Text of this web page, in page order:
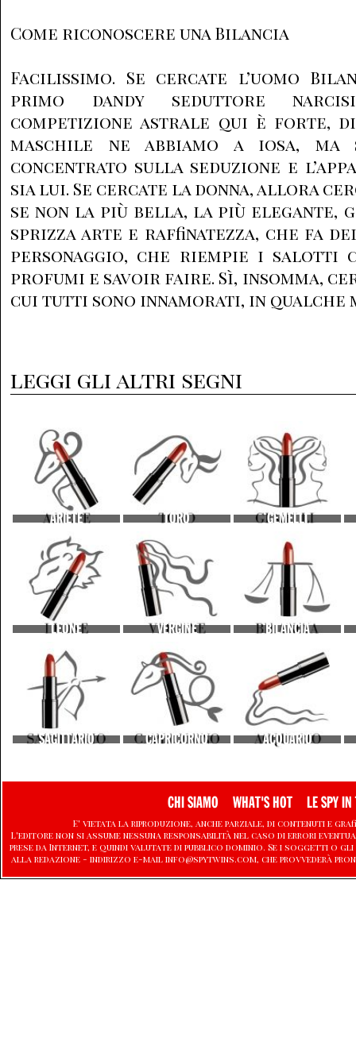
Come riconoscere una Bilancia
Facilissimo. Se cercate l’uomo
primo dandy seduttore
competizione astrale qui è forte,
maschile ne abbiamo a iosa,
concentrato sulla seduzione e
sia lui. Se cercate la donna, allora
se non la più bella, la più elegante,
sprizza arte e raffinatezza, che fa
personaggio, che riempie i salotti
profumi e savoir faire. Sì, insomma,
cui tutti sono innamorati, in qualche
leggi gli altri segni
ARIETE TORO GEMELLI
LEONE VERGINE BILANCIA
SAGITTARIO CAPRICORNO ACQUARIO
CHI SIAMO WHAT'S HOT LE SPY IN
E' vietata la riproduzione, anche parziale, di contenuti e
L'editore non si assume nessuna responsabilità nel caso di errori
prese da Internet, e quindi valutate di pubblico dominio. Se i soggetti
alla redazione - indirizzo e-mail info@spytwins.com, che provvederà